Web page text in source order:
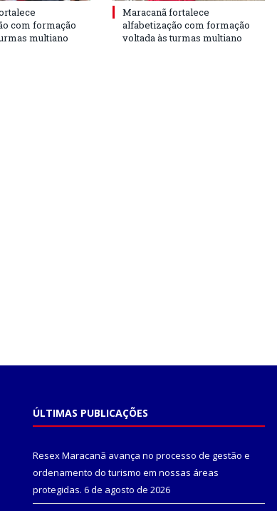
com formação
multiano
Maracanã fortalece
alfabetização com formação
voltada às turmas multiano
ÚLTIMAS PUBLICAÇÕES
Resex Maracanã avança no processo de gestão e
ordenamento do turismo em nossas áreas
protegidas. 6 de agosto de 2026